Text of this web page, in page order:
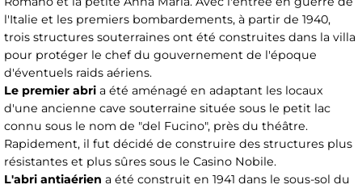
l'Italie et les premiers bombardements, à partir de 1940,
trois structures souterraines ont été construites dans la villa
pour protéger le chef du gouvernement de l'époque
d'éventuels raids aériens.
Le premier abri a été aménagé en adaptant les locaux
d'une ancienne cave souterraine située sous le petit lac
connu sous le nom de "del Fucino", près du théâtre.
Rapidement, il fut décidé de construire des structures plus
résistantes et plus sûres sous le Casino Nobile.
L'abri antiaérien a été construit en 1941 dans le sous-sol du